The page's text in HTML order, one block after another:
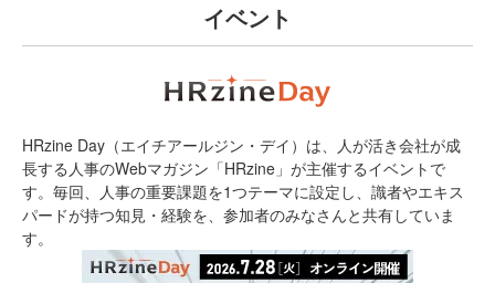
イベント
HRzine Day（エイチアールジン・デイ）は、人が活き会社が成
長する人事のWebマガジン「HRzine」が主催するイベントで
す。毎回、人事の重要課題を1つテーマに設定し、識者やエキス
パードが持つ知見・経験を、参加者のみなさんと共有していま
す。